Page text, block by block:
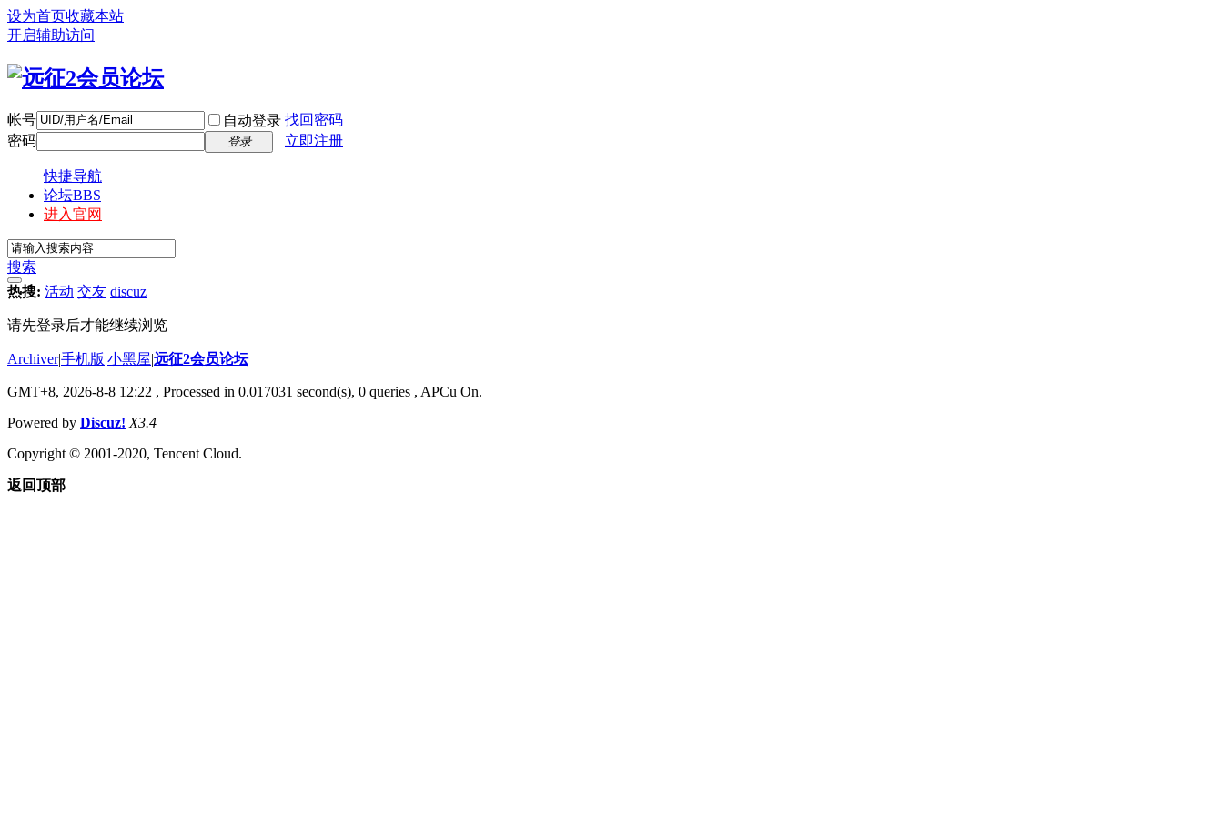
设为首页收藏本站
开启辅助访问
帐号 自动登录 找回密码
密码
登录 立即注册
快捷导航
论坛BBS
进入官网
搜索
热搜: 活动 交友 discuz
请先登录后才能继续浏览
Archiver|手机版|小黑屋|远征2会员论坛
GMT+8, 2026-8-8 12:22 , Processed in 0.017031 second(s), 0 queries , APCu On.
Powered by Discuz! X3.4
Copyright © 2001-2020, Tencent Cloud.
返回顶部